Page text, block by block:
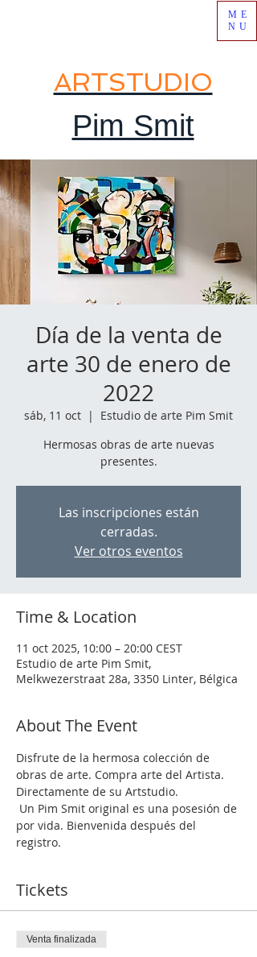
ARTSTUDIO
Pim Smit
ME
NU
Día de la venta de
arte 30 de enero de
2022
sáb, 11 oct
  |
Estudio de arte Pim Smit
Hermosas obras de arte nuevas
presentes.
Las inscripciones están
cerradas.
Ver otros eventos
Time & Location
11 oct 2025, 10:00 – 20:00 CEST
Estudio de arte Pim Smit,
Melkwezerstraat 28a, 3350 Linter, Bélgica
About The Event
Disfrute de la hermosa colección de
obras de arte. Compra arte del Artista.
Directamente de su Artstudio.
por vida. Bienvenida después del
registro.
Tickets
Venta finalizada